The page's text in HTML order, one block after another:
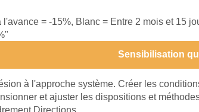
l'avance = -15%, Blanc = Entre 2 mois et 15
Sensibilisation
à l'approche système. Créer les
et ajuster les dispositions et
Directions